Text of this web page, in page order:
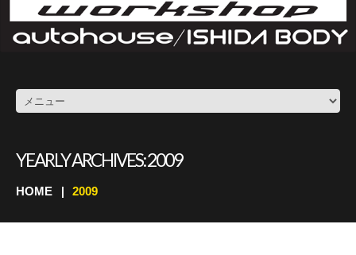
YEARLY ARCHIVES:2009
HOME 2009